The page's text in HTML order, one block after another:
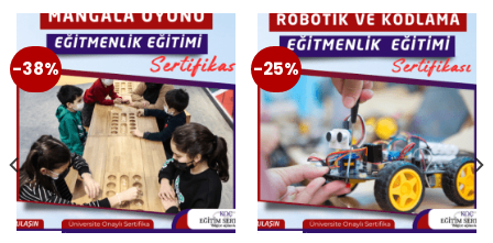
-38% -25%